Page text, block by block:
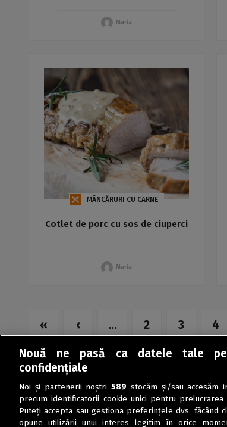
Maria
MÂNCĂRURI CU CARNE
Cotlet de porc cu sos de ciuperci
Maria
« ‹ ... 2 3 4
Nouă ne pasă ca datele tale
confidențiale
Noi și partenerii noștri589 stocăm și/sau accesăm
precum identificatorii cookie unici pentru
Puteți accepta sau gestiona preferințele dvs. făcând
opune utilizării unui interes legitim în orice